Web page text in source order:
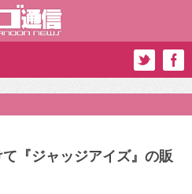
『ジャッジアイズ』の販